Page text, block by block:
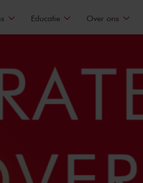
Educatie Over ons